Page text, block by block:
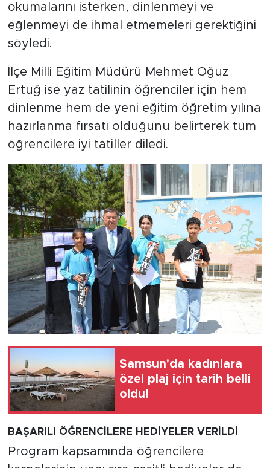
okumalarını isterken, dinlenmeyi ve
eğlenmeyi de ihmal etmemeleri gerektiğini
söyledi.
İlçe Milli Eğitim Müdürü Mehmet Oğuz
Ertuğ ise yaz tatilinin öğrenciler için hem
dinlenme hem de yeni eğitim öğretim yılına
hazırlanma fırsatı olduğunu belirterek tüm
öğrencilere iyi tatiller diledi.
Samsun'da kadınlara
özel plaj için tarih belli
oldu!
BAŞARILI ÖĞRENCİLERE HEDİYELER VERİLDİ
Program kapsamında öğrencilere